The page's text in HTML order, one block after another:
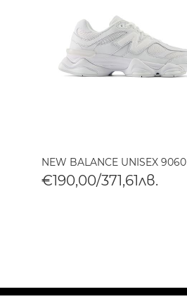
NEW BALANCE UNISEX 9060
€190,00/371,61лв.